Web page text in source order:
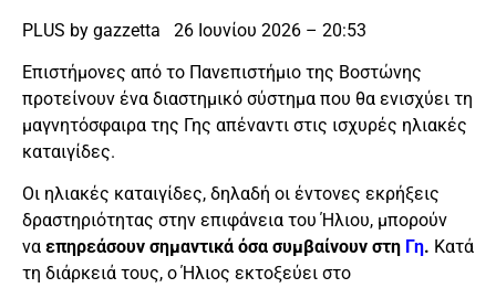
PLUS by gazzetta 26 Ιουνίου 2026 – 20:53
Επιστήμονες από το Πανεπιστήμιο της Βοστώνης
προτείνουν ένα διαστημικό σύστημα που θα ενισχύει τη
μαγνητόσφαιρα της Γης απέναντι στις ισχυρές ηλιακές
καταιγίδες.
Οι ηλιακές καταιγίδες, δηλαδή οι έντονες εκρήξεις
δραστηριότητας στην επιφάνεια του Ήλιου, μπορούν
να επηρεάσουν σημαντικά όσα συμβαίνουν στη Γη. Κατά
τη διάρκειά τους, ο Ήλιος εκτοξεύει στο